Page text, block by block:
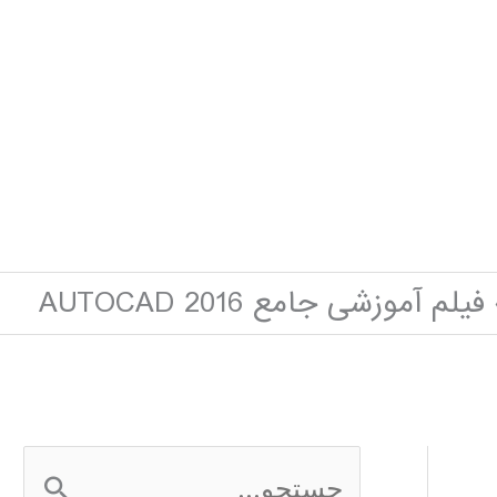
فیلم آموزشی جامع AUTOCAD 2016